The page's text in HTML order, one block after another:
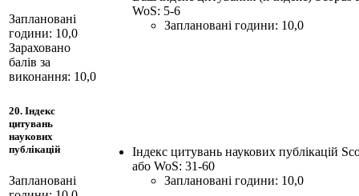
Заплановані
години: 10,0
Зараховано
балів за
виконання: 10,0
WoS: 5-6
Заплановані години: 10,0
20. Індекс
цитувань
наукових
публікацій
Заплановані
Індекс цитувань наукових публікацій
або WoS: 31-60
Заплановані години: 10,0